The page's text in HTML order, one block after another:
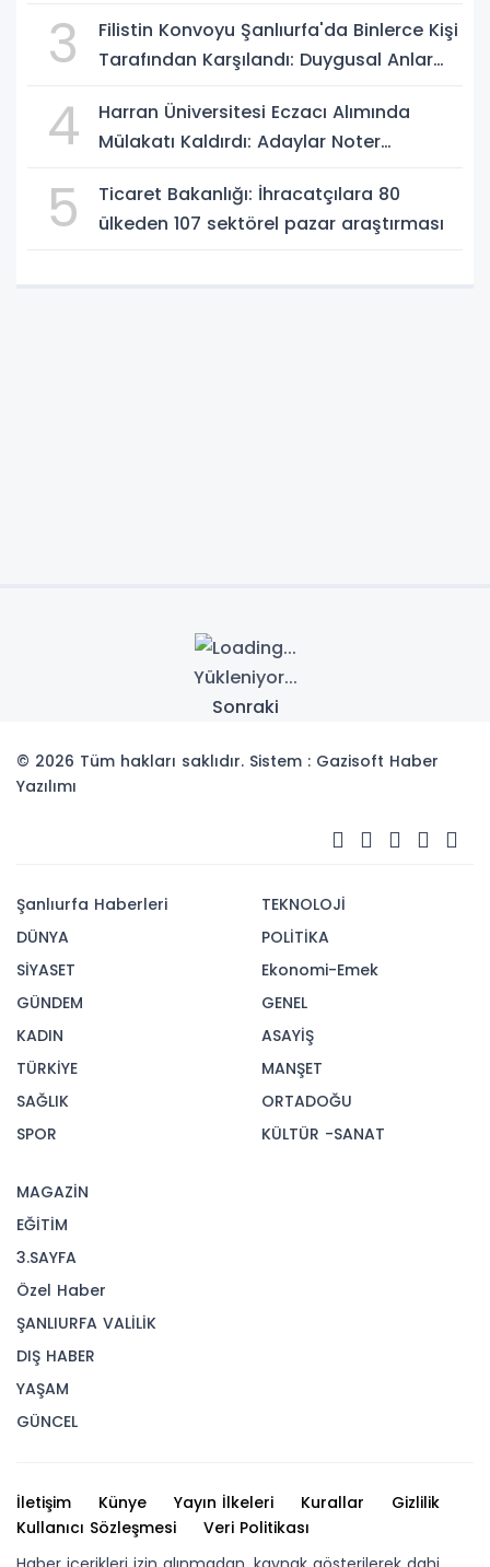
3
Filistin Konvoyu Şanlıurfa'da Binlerce Kişi
Tarafından Karşılandı: Duygusal Anlar
4
Harran Üniversitesi Eczacı Alımında
Mülakatı Kaldırdı: Adaylar Noter
5
Ticaret Bakanlığı: İhracatçılara 80
ülkeden 107 sektörel pazar araştırması
Yükleniyor...
Sonraki
© 2026 Tüm hakları saklıdır. Sistem : Gazisoft Haber
Yazılımı
Şanlıurfa Haberleri
DÜNYA
SİYASET
GÜNDEM
KADIN
TÜRKİYE
SAĞLIK
SPOR
TEKNOLOJİ
POLİTİKA
Ekonomi-Emek
GENEL
ASAYİŞ
MANŞET
ORTADOĞU
KÜLTÜR -SANAT
MAGAZİN
EĞİTİM
3.SAYFA
Özel Haber
ŞANLIURFA VALİLİK
DIŞ HABER
YAŞAM
GÜNCEL
İletişim Künye Yayın İlkeleri Kurallar
Gizlilik
Kullanıcı Sözleşmesi
Veri Politikası